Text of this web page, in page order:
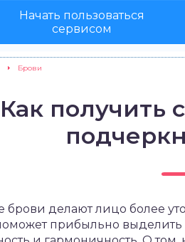
Начать пользоваться
сервисом
Брови
Как получить
брови делают лицо более
прибыльно выделить